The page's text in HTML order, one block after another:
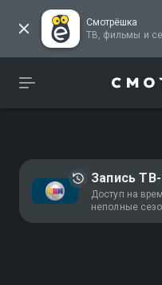
Смотрёшка
ТВ,
Запись
Доступ на
неполные